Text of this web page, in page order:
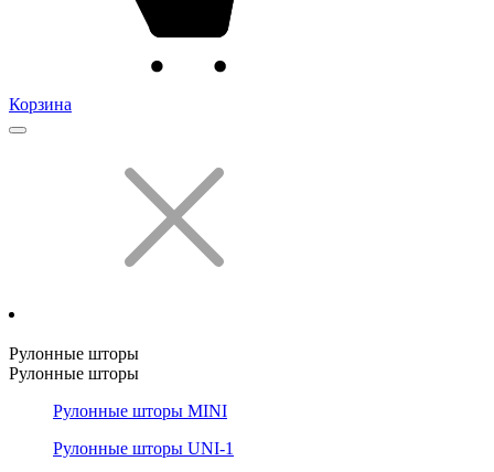
Корзина
Рулонные шторы
Рулонные шторы
Рулонные шторы MINI
Рулонные шторы UNI-1